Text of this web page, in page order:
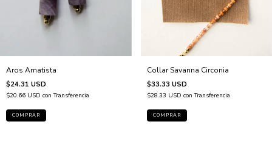
Aros Amatista
$24.31 USD
$20.66 USD con Transferencia
Collar Savanna Circonia
$33.33 USD
$28.33 USD con Transferencia